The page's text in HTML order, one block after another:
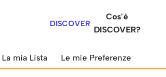
DISCOVER
Cos'è
DISCOVER?
La mia Lista Le mie Preferenze